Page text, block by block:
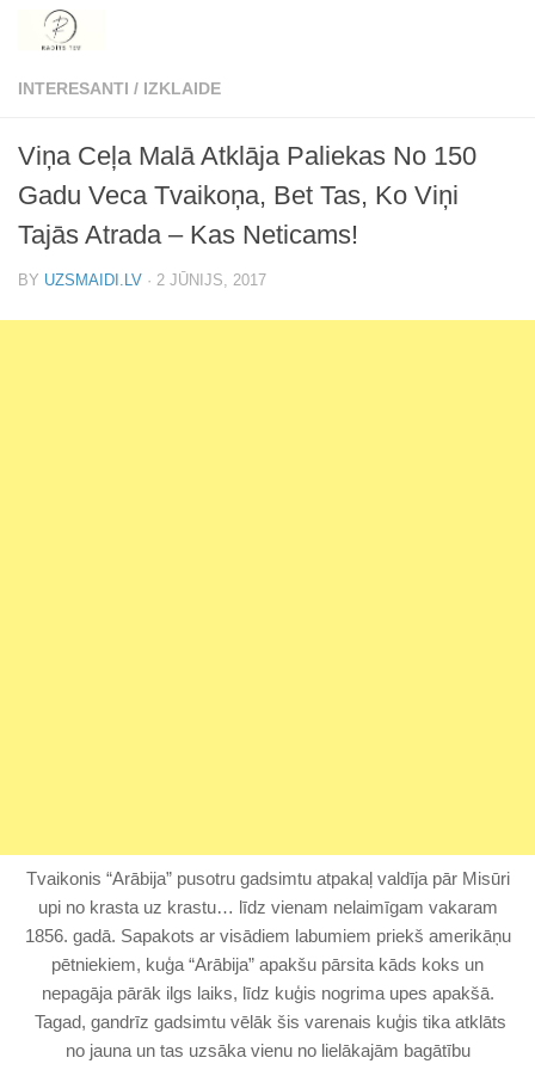
Skip to content
INTERESANTI / IZKLAIDE
Viņa Ceļa Malā Atklāja Paliekas No 150
Gadu Veca Tvaikoņa, Bet Tas, Ko Viņi
Tajās Atrada – Kas Neticams!
BY UZSMAIDI.LV · 2 JŪNIJS, 2017
Tvaikonis “Arābija” pusotru gadsimtu atpakaļ valdīja pār Misūri
upi no krasta uz krastu… līdz vienam nelaimīgam vakaram
1856. gadā. Sapakots ar visādiem labumiem priekš amerikāņu
pētniekiem, kuģa “Arābija” apakšu pārsita kāds koks un
nepagāja pārāk ilgs laiks, līdz kuģis nogrima upes apakšā.
Tagad, gandrīz gadsimtu vēlāk šis varenais kuģis tika atklāts
no jauna un tas uzsāka vienu no lielākajām bagātību